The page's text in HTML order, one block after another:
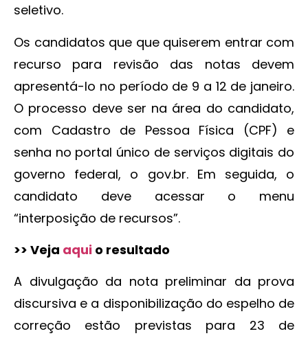
seletivo.
Os candidatos que que quiserem entrar com
recurso para revisão das notas devem
apresentá-lo no período de 9 a 12 de janeiro.
O processo deve ser na área do candidato,
com Cadastro de Pessoa Física (CPF) e
senha no portal único de serviços digitais do
governo federal, o gov.br. Em seguida, o
candidato deve acessar o menu
“interposição de recursos”.
>> Veja aqui o resultado
A divulgação da nota preliminar da prova
discursiva e a disponibilização do espelho de
correção estão previstas para 23 de